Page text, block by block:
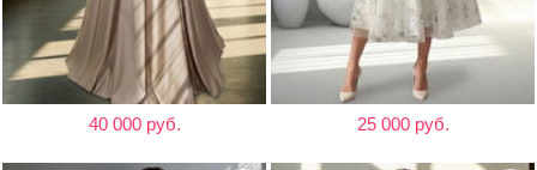
40 000 руб. 25 000 руб.